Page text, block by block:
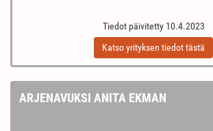
Tiedot päivitetty 10.4.2023
Katso yrityksen tiedot tästä
ARJENAVUKSI ANITA EKMAN